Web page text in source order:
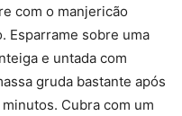
com o manjericão
Esparrame sobre uma
e untada com
gruda bastante após
Cubra com um